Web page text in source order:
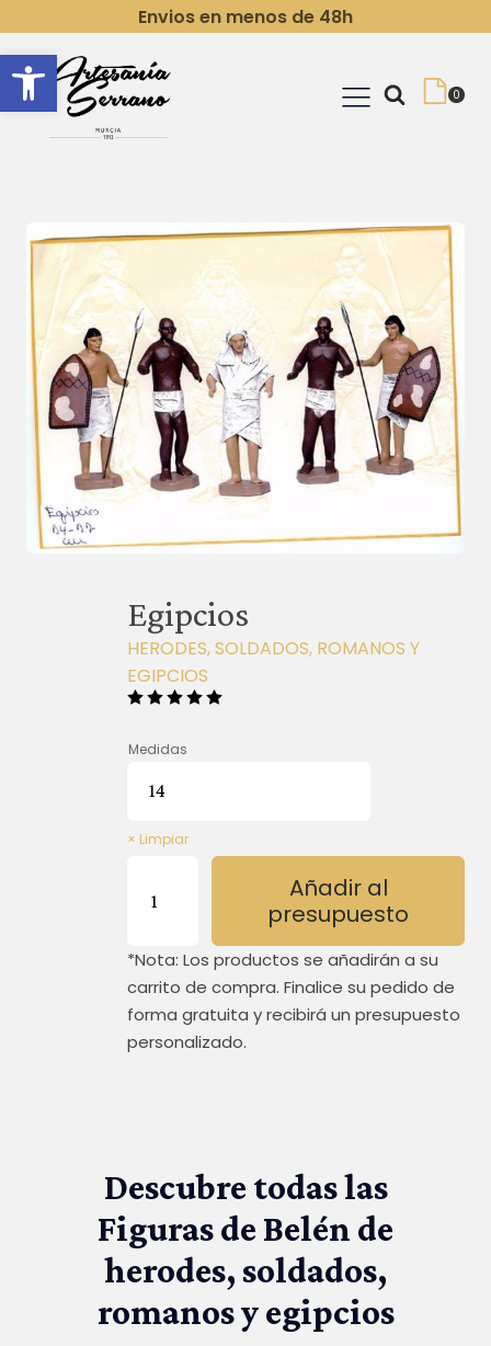
Envios en menos de 48h
Egipcios
HERODES, SOLDADOS, ROMANOS Y
EGIPCIOS
Medidas
Limpiar
cantidad
Añadir al
presupuesto
*Nota: Los productos se añadirán a su
carrito de compra. Finalice su pedido de
forma gratuita y recibirá un presupuesto
personalizado.
Descubre todas las
Figuras de Belén de
herodes, soldados,
romanos y egipcios
Abrir barra de herramientas